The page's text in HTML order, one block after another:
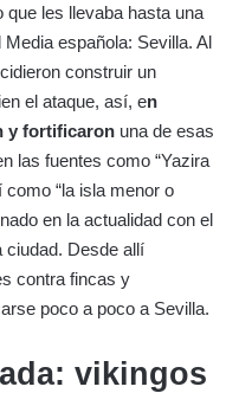
que les llevaba hasta una
española: Sevilla. Al
construir un
el ataque, así, en
y fortificaron una de esas
las fuentes como “Yazira
como “la isla menor o
en la actualidad con el
ciudad. Desde allí
contra fincas y
poco a poco a Sevilla.
vikingos